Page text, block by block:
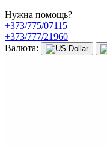
Нужна помощь?
+373/775/07115
+373/777/21960
Валюта: